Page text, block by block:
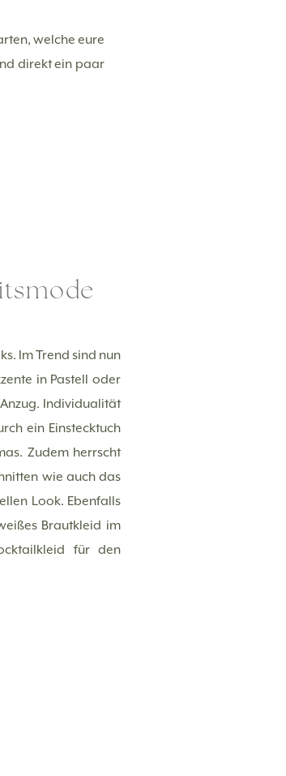
welche eure
direkt ein paar
Im Trend sind nun
in Pastell oder
Individualität
ein Einstecktuch
Zudem herrscht
wie auch das
Look. Ebenfalls
Brautkleid im
für den